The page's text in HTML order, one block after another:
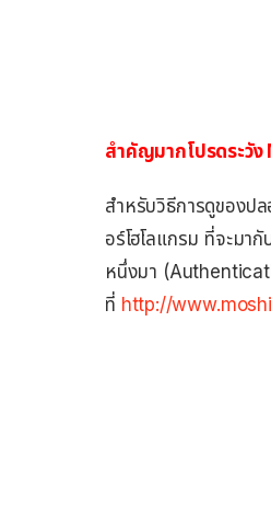
สำคัญมากโปรดระวั
สำหรับวิธีการดูของป
อร์โฮโลแกรม ที่จะมา
หนึ่งมา
ที่ http://